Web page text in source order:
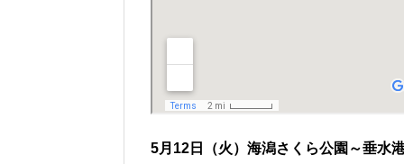
5月12日（火）海潟さくら公園～垂水